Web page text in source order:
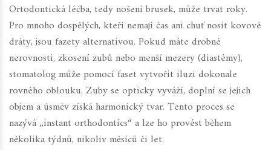
Ortodontická léčba, tedy nošení brusek, může trvat roky.
Pro mnoho dospělých, kteří nemají čas ani chuť nosit kovové
dráty, jsou fazety alternativou. Pokud máte drobné
nerovnosti, zkosení zubů nebo menší mezery (diastémy),
stomatolog může pomocí faset vytvořit iluzi dokonale
rovného oblouku. Zuby se opticky vyváží, doplní se jejich
objem a úsměv získá harmonický tvar. Tento proces se
nazývá „instant orthodontics“ a lze ho provést během
několika týdnů, nikoliv měsíců či let.